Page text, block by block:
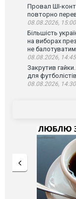
Провал ШІ-
повторно
08.08.2026, 15:00
Більшість
на виборах
не
08.08.2026, 14:45
Закрутив
для
08.08.2026, 14:30